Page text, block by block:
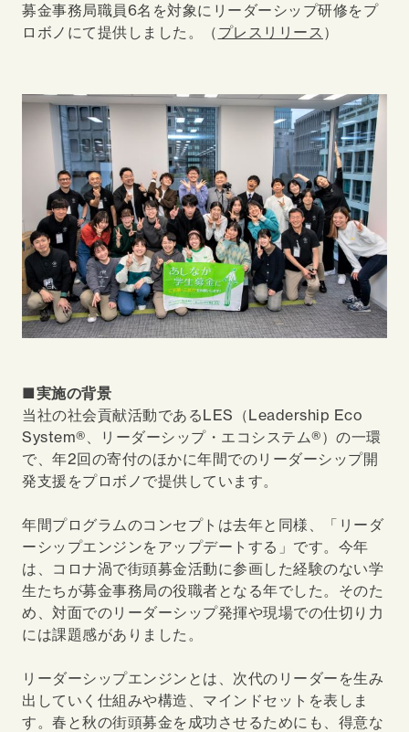
募金事務局職員6名を対象にリーダーシップ研修をプ
ロボノにて提供しました。（ プレスリリース ）
■実施の背景
当社の社会貢献活動であるLES（Leadership Eco
System®、リーダーシップ・エコシステム®）の一環
で、年2回の寄付のほかに年間でのリーダーシップ開
発支援をプロボノで提供しています。
年間プログラムのコンセプトは去年と同様、「リーダ
ーシップエンジンをアップデートする」です。今年
は、コロナ渦で街頭募金活動に参画した経験のない学
生たちが募金事務局の役職者となる年でした。そのた
め、対面でのリーダーシップ発揮や現場での仕切り力
には課題感がありました。
リーダーシップエンジンとは、次代のリーダーを生み
出していく仕組みや構造、マインドセットを表しま
す。春と秋の街頭募金を成功させるためにも、得意な